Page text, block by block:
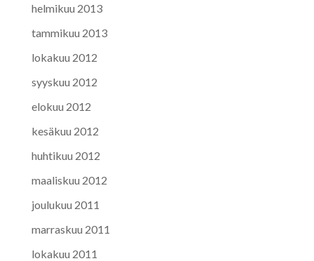
helmikuu 2013
tammikuu 2013
lokakuu 2012
syyskuu 2012
elokuu 2012
kesäkuu 2012
huhtikuu 2012
maaliskuu 2012
joulukuu 2011
marraskuu 2011
lokakuu 2011